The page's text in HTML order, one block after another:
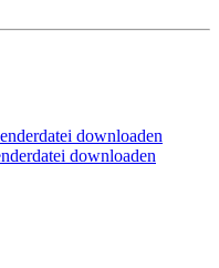
downloaden
downloaden